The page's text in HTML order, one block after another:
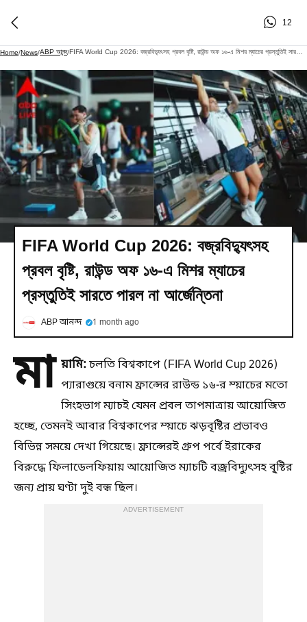
12
Home/News/ABP আনন্দ/
FIFA World Cup 2026: বজ্রবিদ্যুৎসহ
প্রবল বৃষ্টি, রাউন্ড অফ ১৬-এ মিশর ম্যাচের
প্রস্তুতিই সারতে পারল না আর্জেন্তিনা
ABP আনন্দ 1 month ago
মা য়ামি:চলতি বিশ্বকাপে (FIFA World Cup 2026)
প্যারাগুয়ে বনাম ফ্রান্সের রাউন্ড ১৬-র ম্য়াচের মতো
সিংহভাগ ম্যাচই যেমন প্রবল তাপমাত্রায় আয়োজিত
হচ্ছে, তেমনই আবার বিশ্বকাপের ম্য়াচে ঝড়বৃষ্টির প্রভাবও
বিভিন্ন সময়ে দেখা গিয়েছে। ফ্রান্সেরই গ্রুপ পর্বে ইরাকের
বিরুদ্ধে ফিলাডেলফিয়ায় আয়োজিত ম্যাচটি বজ্রবিদ্যুৎসহ বৃ্ষ্টির
জন্য প্রায় ঘণ্টা দুই বন্ধ ছিল।
ADVERTISEMENT